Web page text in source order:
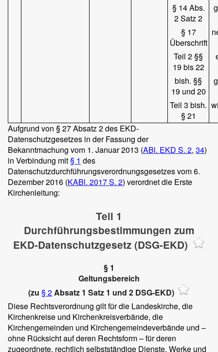
§ 14 Abs.
2 Satz 2
§ 17
Überschrift
Teil 2 §§
19 bis 22
bish. §§
19 und 20
Teil 3 bish.
§ 21
Aufgrund von § 27 Absatz 2 des EKD-
Datenschutzgesetzes in der Fassung der
Bekanntmachung vom 1. Januar 2013 (ABl. EKD S. 2, 34)
in Verbindung mit§ 1 des
Datenschutzdurchführungsverordnungsgesetzes vom 6.
Dezember 2016 (KABl. 2017 S. 2) verordnet die Erste
Kirchenleitung:
Teil 1
Durchführungsbestimmungen zum
EKD-Datenschutzgesetz (DSG-EKD)
§ 1
Geltungsbereich
(zu § 2Absatz 1 Satz 1 und 2 DSG-EKD)
Diese Rechtsverordnung gilt für die Landeskirche, die
Kirchenkreise und Kirchenkreisverbände, die
Kirchengemeinden und Kirchengemeindeverbände und –
ohne Rücksicht auf deren Rechtsform – für deren
zugeordnete, rechtlich selbstständige Dienste, Werke und